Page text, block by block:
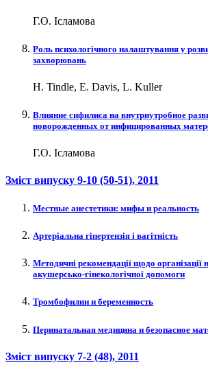
Г.О. Ісламова
Роль психологічного налаштування у
захворювань
H. Tindle, E. Davis, L. Kuller
Влияние сифилиса на внутриутробное
новорожденных от инфицированных
Г.О. Ісламова
Зміст випуску 9-10 (50-51), 2011
Местные анестетики: мифы и реальность
Артеріальна гіпертензія і вагітність
Методичні рекомендації щодо організації
акушерсько-гінекологічної допомоги
Тромбофилии и беременность
Перинатальная медицина и безопасное
Зміст випуску 7-2 (48), 2011